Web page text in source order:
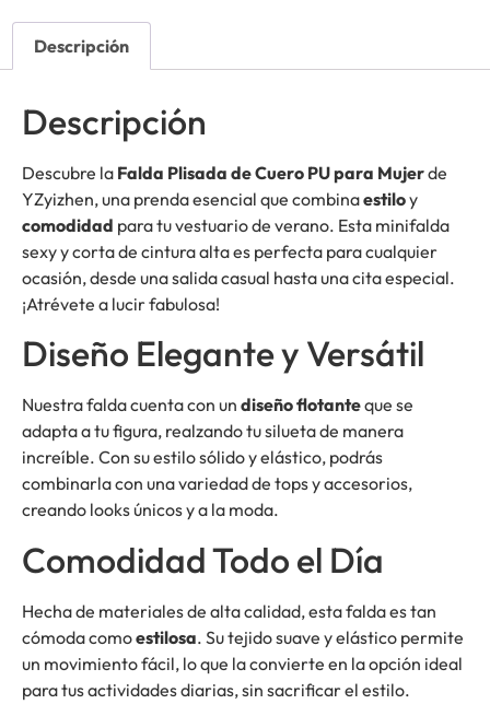
Descripción
Descripción
Descubre la Falda Plisada de Cuero PU para Mujerde
YZyizhen, una prenda esencial que combinaestiloy
comodidad para tu vestuario de verano. Esta minifalda
sexy y corta de cintura alta es perfecta para cualquier
ocasión, desde una salida casual hasta una cita especial.
¡Atrévete a lucir fabulosa!
Diseño Elegante y Versátil
Nuestra falda cuenta con un diseño flotanteque se
adapta a tu figura, realzando tu silueta de manera
increíble. Con su estilo sólido y elástico, podrás
combinarla con una variedad de tops y accesorios,
creando looks únicos y a la moda.
Comodidad Todo el Día
Hecha de materiales de alta calidad, esta falda es tan
cómoda comoestilosa. Su tejido suave y elástico permite
un movimiento fácil, lo que la convierte en la opción ideal
para tus actividades diarias, sin sacrificar el estilo.